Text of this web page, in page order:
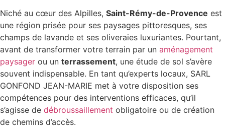
Niché au cœur des Alpilles, Saint-Rémy-de-Provence est
une région prisée pour ses paysages pittoresques, ses
champs de lavande et ses oliveraies luxuriantes. Pourtant,
avant de transformer votre terrain par un aménagement
paysager ou un terrassement, une étude de sol s’avère
souvent indispensable. En tant qu’experts locaux, SARL
GONFOND JEAN-MARIE met à votre disposition ses
compétences pour des interventions efficaces, qu’il
s’agisse de débroussaillement obligatoire ou de création
de chemins d’accès.